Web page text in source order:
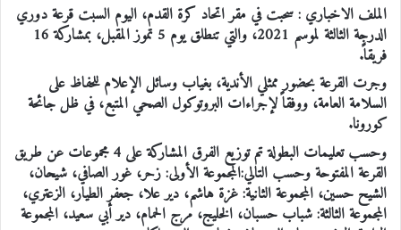
الملف الاخباري : سحبت في مقر اتحاد كرة القدم، اليوم السبت قرعة دوري
الدرجة الثالثة لموسم 2021، والتي تنطلق يوم 5 تموز المقبل، بمشاركة 16
فريقاً.
وجرت القرعة بحضور ممثلي الأندية، بغياب وسائل الإعلام للحفاظ على
السلامة العامة، ووفقاً لإجراءات البروتوكول الصحي المتبع، في ظل جائحة
كورونا.
وحسب تعليمات البطولة تم توزيع الفرق المشاركة على 4 مجموعات عن طريق
القرعة المفتوحة وحسب التالي:المجموعة الأولى: زحر، غور الصافي، شيحان،
الشيح حسين، المجموعة الثانية: غزة هاشم، دير علا، جعفر الطيار، الزعتري،
المجموعة الثالثة: شباب حسبان، الخليج، مرج الحمام، دير أبي سعيد، المجموعة